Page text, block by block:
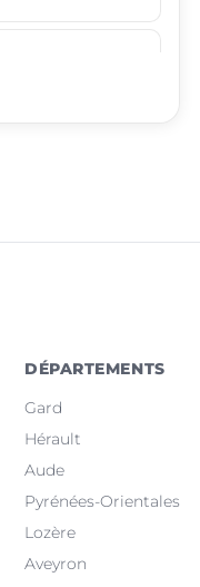
DÉPARTEMENTS
Gard
Hérault
Aude
Pyrénées-Orientales
Lozère
Aveyron